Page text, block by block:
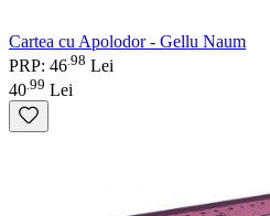
Cartea cu Apolodor - Gellu Naum
PRP: 46 98 Lei
40 99 Lei